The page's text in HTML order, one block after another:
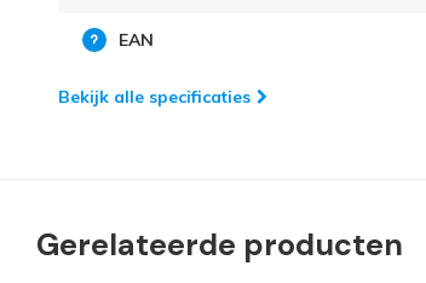
EAN
Bekijk alle specificaties
Gerelateerde producten